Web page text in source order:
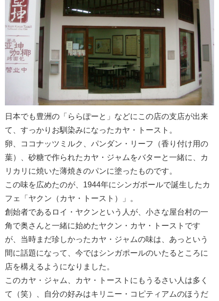
日本でも豊洲の「ららぽーと」などにこの店の支店が出来
て、すっかりお馴染みになったカヤ・トースト。
卵、ココナッツミルク、パンダン・リーフ（香り付け用の
葉）、砂糖で作られたカヤ・ジャムをバターと一緒に、カ
リカリに焼いた薄焼きのパンに塗ったものです。
この味を広めたのが、1944年にシンガポールで誕生したカ
フェ「ヤクン（カヤ・トースト）」。
創始者であるロイ・ヤクンという人が、小さな屋台村の一
角で奥さんと一緒に始めたヤクン・カヤ・トーストです
が、当時まだ珍しかったカヤ・ジャムの味は、あっという
間に話題になって、今ではシンガポールのいたるところに
店を構えるようになりました。
このカヤ・ジャム、カヤ・トーストにもうるさい人は多く
て（笑）、自分の好みはキリニー・コピティアムのほうだ